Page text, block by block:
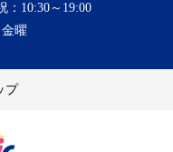
：10:30～19:00
曜
プ